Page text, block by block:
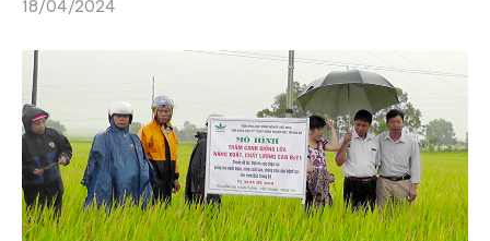
18/04/2024